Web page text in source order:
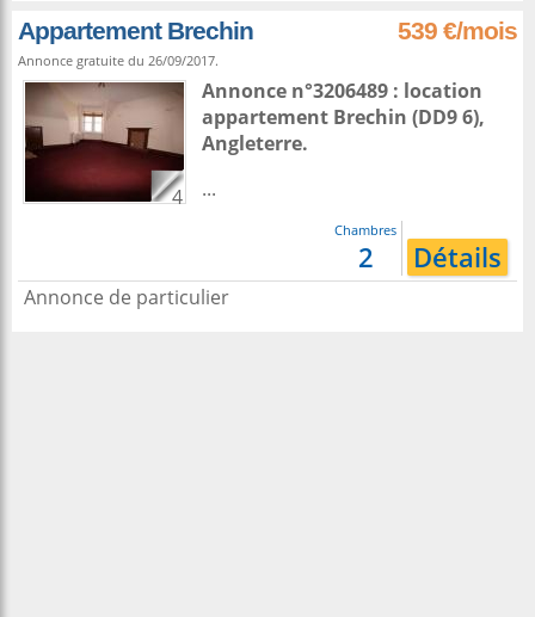
Appartement Brechin 539 €/mois
Annonce gratuite du 26/09/2017.
4
Annonce n°3206489 : location
appartement Brechin (DD9 6),
Angleterre.
...
Chambres
2 Détails
Annonce de particulier